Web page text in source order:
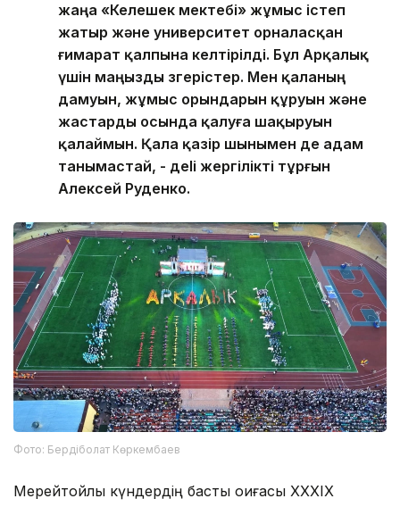
жаңа «Келешек мектебі» жұмыс істеп
жатыр және университет орналасқан
ғимарат қалпына келтірілді. Бұл Арқалық
үшін маңызды өзгерістер. Мен қаланың
дамуын, жұмыс орындарын құруын және
жастарды осында қалуға шақыруын
қалаймын. Қала қазір шынымен де адам
танымастай, - деlі жергілікті тұрғын
Алексей Руденко.
Фото: Бердіболат Көркембаев
Мерейтойлық күндердің басты оқиғасы XXXIX